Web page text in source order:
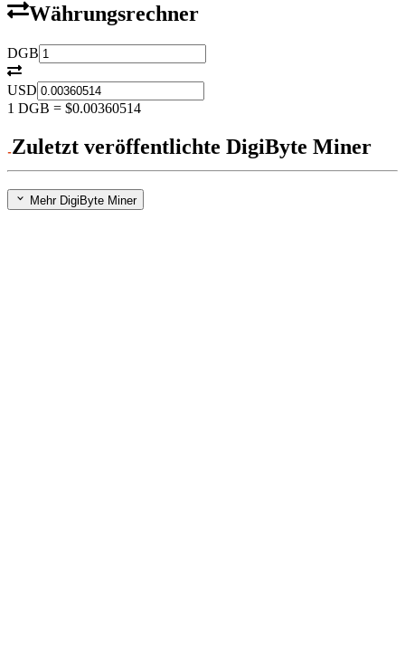
Währungsrechner
DGB
USD
1 DGB = $0.00360514
Zuletzt veröffentlichte DigiByte Miner
Mehr DigiByte Miner